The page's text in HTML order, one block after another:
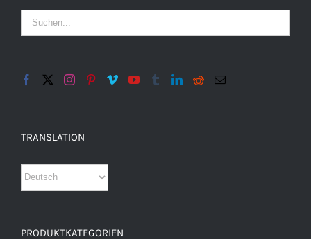
TRANSLATION
PRODUKTKATEGORIEN